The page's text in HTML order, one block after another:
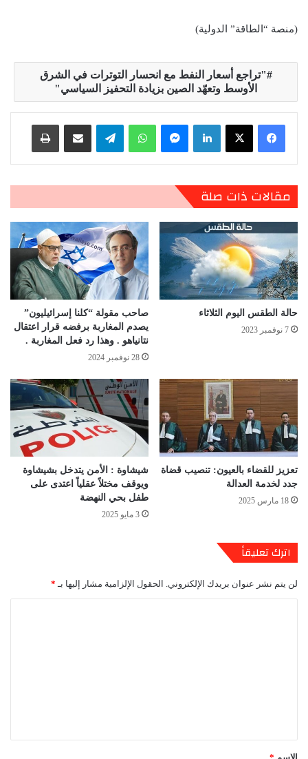
(منصة “الطاقة” الدولية)
"تراجع أسعار النفط مع انحسار التوترات في الشرق
الأوسط وتعهّد الصين بزيادة التحفيز السياسي"
لينكدإن ماسنجر واتساب تيلقرام مشاركة عبر البريد طباعة
مقالات ذات صلة
حالة الطقس اليوم الثلاثاء
7 نوفمبر 2023
صاحب مقولة “كلنا إسرائيليون”
يصدم المغاربة برفضه قرار اعتقال
نتانياهو . وهذا رد فعل المغاربة .
28 نوفمبر 2024
تعزيز للقضاء بالعيون: تنصيب قضاة
جدد لخدمة العدالة
18 مارس 2025
شيشاوة : الأمن يتدخل بشيشاوة
ويوقف مختلاً عقلياً اعتدى على
طفل بحي النهضة
3 مايو 2025
اترك تعليقاً
لن يتم نشر عنوان بريدك الإلكتروني. الحقول الإلزامية مشار إليها بـ *
*